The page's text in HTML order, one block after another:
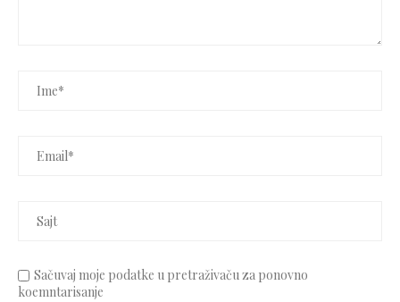
Sačuvaj moje podatke u pretraživaču za ponovno
koemntarisanje